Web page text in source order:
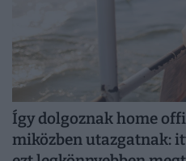
Így dolgoznak home
miközben utazgatnak: